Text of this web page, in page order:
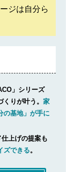
ジは自分ら
」シリーズ
くりが叶う。家
の基地」が手に
上げの提案も
ズできる。